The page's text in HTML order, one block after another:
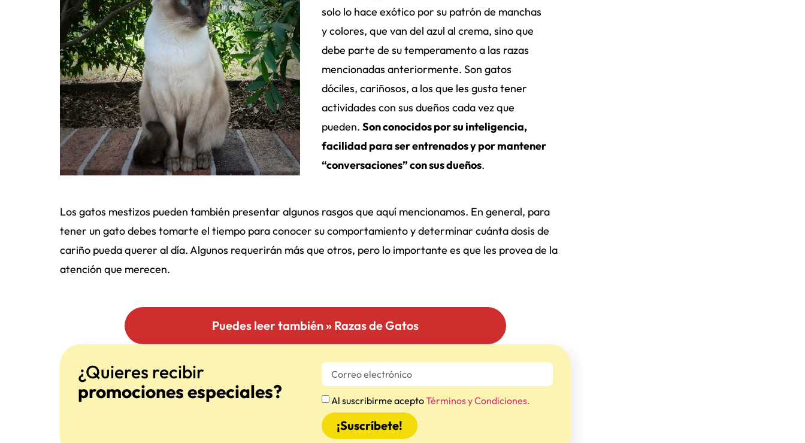
solo lo hace exótico por su patrón de manchas
y colores, que van del azul al crema, sino que
debe parte de su temperamento a las razas
mencionadas anteriormente. Son gatos
dóciles, cariñosos, a los que les gusta tener
actividades con sus dueños cada vez que
pueden.Son conocidos por su inteligencia,
facilidad para ser entrenados y por mantener
“conversaciones” con sus dueños.
Los gatos mestizos pueden también presentar algunos rasgos que aquí mencionamos. En general, para
tener un gato debes tomarte el tiempo para conocer su comportamiento y determinar cuánta dosis de
cariño pueda querer al día. Algunos requerirán más que otros, pero lo importante es que les provea de la
atención que merecen.
Puedes leer también » Razas de Gatos
¿Quieres recibir
promociones especiales?
Al suscribirme aceptoTérminos y Condiciones.
¡Suscríbete!